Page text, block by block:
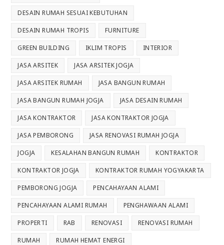
DESAIN RUMAH SESUAI KEBUTUHAN
DESAIN RUMAH TROPIS FURNITURE
GREEN BUILDING IKLIM TROPIS INTERIOR
JASA ARSITEK JASA ARSITEK JOGJA
JASA ARSITEK RUMAH JASA BANGUN RUMAH
JASA BANGUN RUMAH JOGJA JASA DESAIN RUMAH
JASA KONTRAKTOR JASA KONTRAKTOR JOGJA
JASA PEMBORONG JASA RENOVASI RUMAH JOGJA
JOGJA KESALAHAN BANGUN RUMAH KONTRAKTOR
KONTRAKTOR JOGJA KONTRAKTOR RUMAH YOGYAKARTA
PEMBORONG JOGJA PENCAHAYAAN ALAMI
PENCAHAYAAN ALAMI RUMAH PENGHAWAAN ALAMI
PROPERTI RAB RENOVASI RENOVASI RUMAH
RUMAH RUMAH HEMAT ENERGI